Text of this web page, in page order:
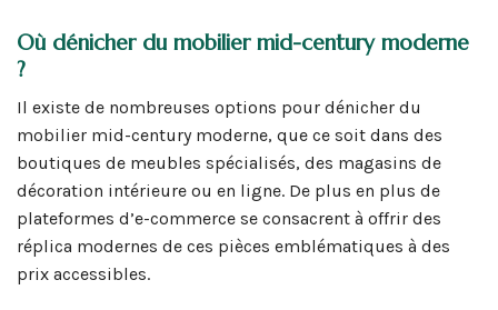
Où dénicher du mobilier mid-century moderne
?
Il existe de nombreuses options pour dénicher du
mobilier mid-century moderne, que ce soit dans des
boutiques de meubles spécialisés, des magasins de
décoration intérieure ou en ligne. De plus en plus de
plateformes d’e-commerce se consacrent à offrir des
réplica modernes de ces pièces emblématiques à des
prix accessibles.